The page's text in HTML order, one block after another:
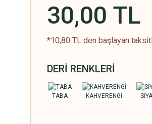
30,00 TL
*10,80 TL den başlayan
DERİ RENKLERİ